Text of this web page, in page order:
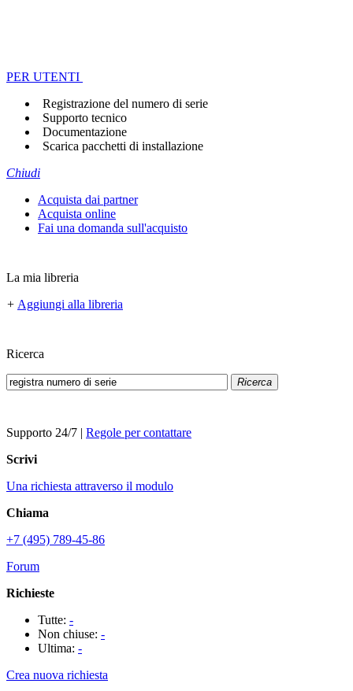
PER UTENTI
Registrazione del numero di serie
Supporto tecnico
Documentazione
Scarica pacchetti di installazione
Chiudi
Acquista dai partner
Acquista online
Fai una domanda sull'acquisto
La mia libreria
+ Aggiungi alla libreria
Ricerca
Ricerca
Supporto 24/7 | Regole per contattare
Scrivi
Una richiesta attraverso il modulo
Chiama
+7 (495) 789-45-86
Forum
Richieste
Tutte: -
Non chiuse: -
Ultima: -
Crea nuova richiesta